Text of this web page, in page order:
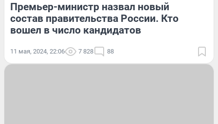
Премьер-министр назвал новый
состав правительства России. Кто
вошел в число кандидатов
11 мая, 2024, 22:06 7 828 88